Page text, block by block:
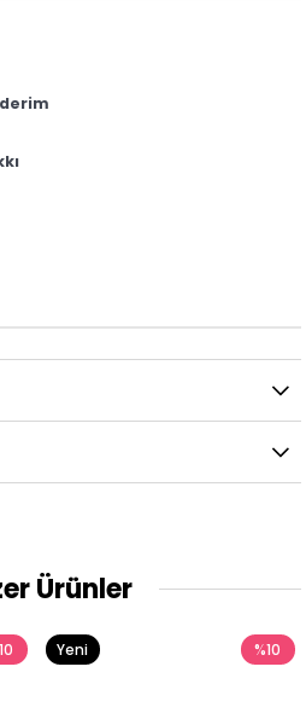
Ürünler
%10
Yeni